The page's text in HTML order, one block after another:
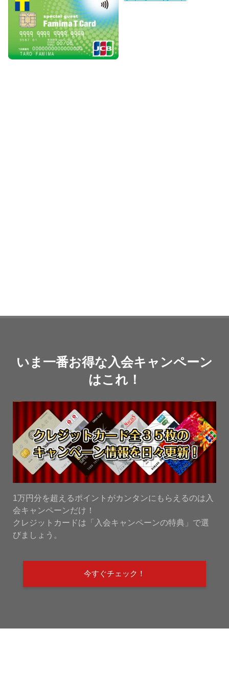
いま一番お得な入会キャンペーン
はこれ！
1万円分を超えるポイントがカンタンにもらえるのは入
会キャンペーンだけ！
クレジットカードは「入会キャンペーンの特典」で選
びましょう。
今すぐチェック！